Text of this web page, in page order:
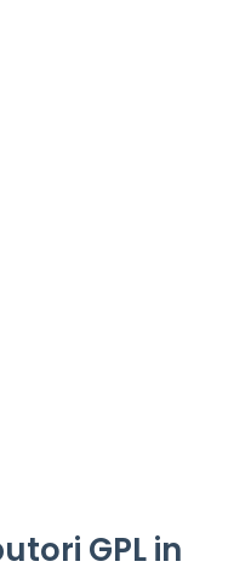
GPL in